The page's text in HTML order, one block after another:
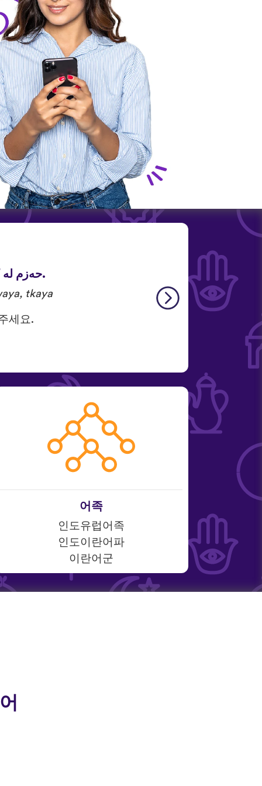
.حه‌زم له‌
tkaya.
세요.
어족
인도유럽어족
인도이란어파
이란어군